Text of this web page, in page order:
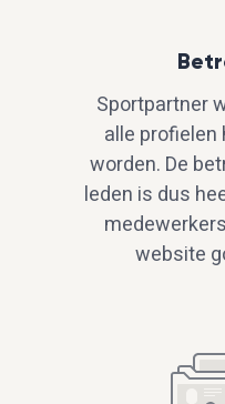
Sportpartner
alle
worden. De
leden is dus
website